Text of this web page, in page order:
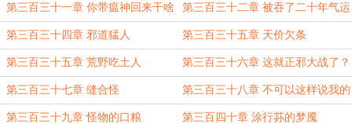
兽
第三百三十一章 你带瘟神回来干啥 第三百三十二章 被吞了二十年气运
第三百三十四章 邪道猛人 第三百三十五章 天价欠条
第三百三十五章 荒野吃土人 第三百三十六章 这就正邪大战了？
第三百三十七章 缝合怪 第三百三十八章 不可以这样说我的
宗门
第三百三十九章 怪物的口粮 第三百四十章 涂行荪的梦魇